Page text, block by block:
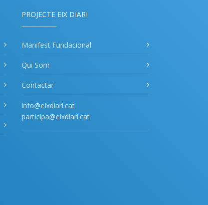
PROJECTE EIX DIARI
Manifest Fundacional
Qui Som
Contactar
info@eixdiari.cat
participa@eixdiari.cat